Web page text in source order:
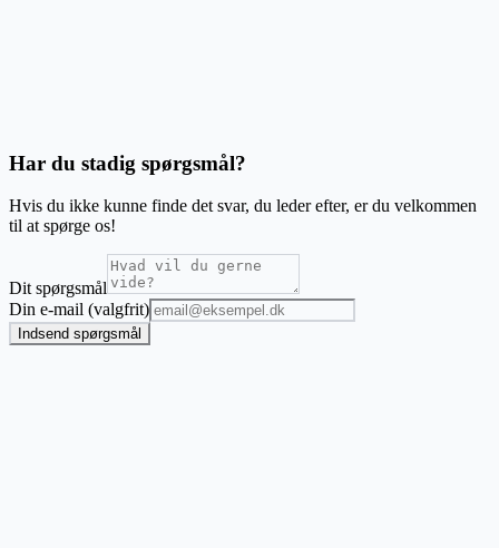
Har du stadig spørgsmål?
Hvis du ikke kunne finde det svar, du leder efter, er du velkommen
til at spørge os!
Dit spørgsmål
Din e-mail (valgfrit)
Indsend spørgsmål